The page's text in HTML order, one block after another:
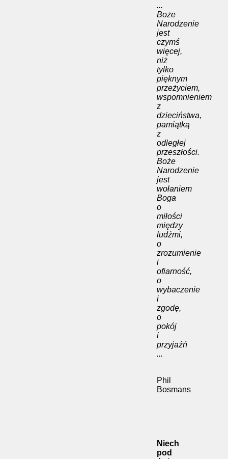
...
Boże
Narodzenie
jest
czymś
więcej,
niż
tylko
pięknym
przeżyciem,
wspomnieniem
z
dzieciństwa,
pamiątką
z
odległej
przeszłości.
Boże
Narodzenie
jest
wołaniem
Boga
o
miłości
między
ludźmi,
o
zrozumienie
i
ofiarność,
o
wybaczenie
i
zgodę,
o
pokój
i
przyjaźń
...
Phil
Bosmans
Niech
pod